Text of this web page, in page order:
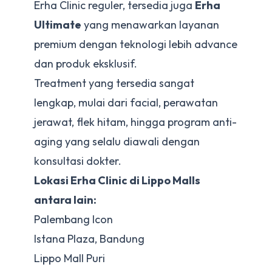
Erha Clinic reguler, tersedia juga Erha
Ultimate yang menawarkan layanan
premium dengan teknologi lebih advance
dan produk eksklusif.
Treatment yang tersedia sangat
lengkap, mulai dari facial, perawatan
jerawat, flek hitam, hingga program anti-
aging yang selalu diawali dengan
konsultasi dokter.
Lokasi Erha Clinic di Lippo Malls
antara lain:
Palembang Icon
Istana Plaza, Bandung
Lippo Mall Puri